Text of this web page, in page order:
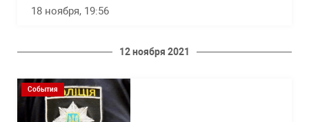
18 ноября, 19:56
12 ноября 2021
События